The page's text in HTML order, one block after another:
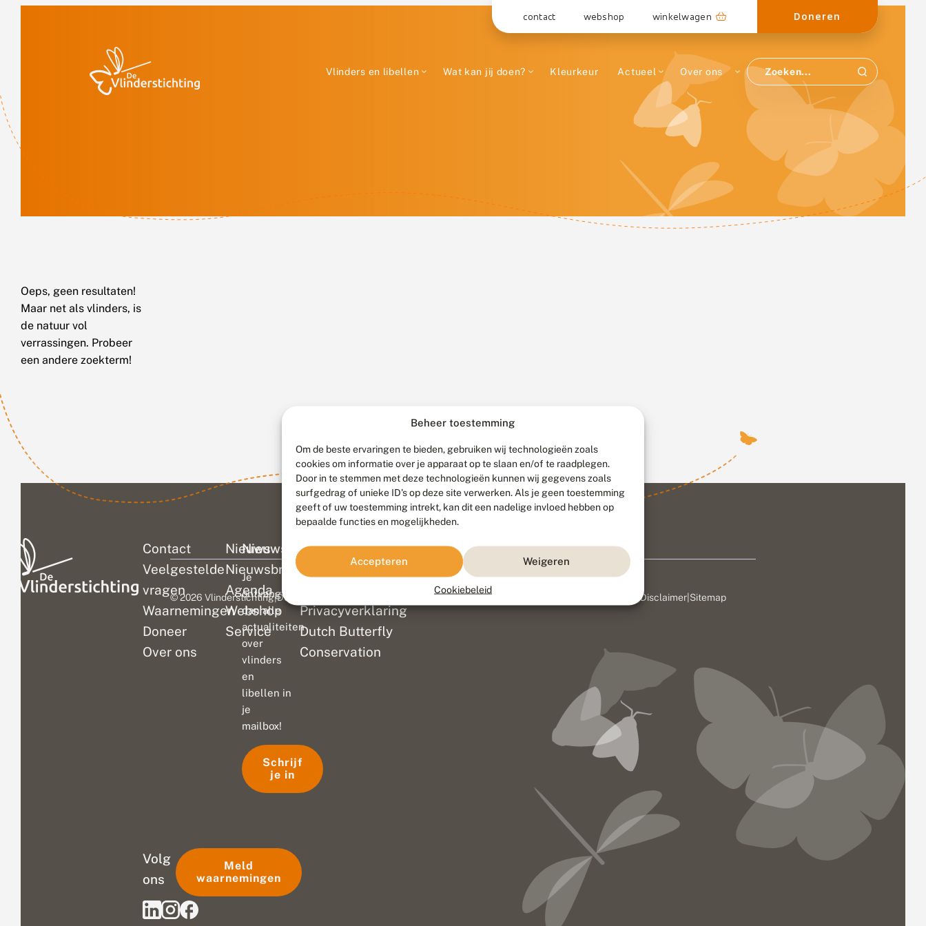
Beheer toestemming
Om de beste ervaringen te bieden, gebruiken wij technologieën zoals
cookies om informatie over je apparaat op te slaan en/of te raadplegen.
Door in te stemmen met deze technologieën kunnen wij gegevens zoals
surfgedrag of unieke ID's op deze site verwerken. Als je geen toestemming
geeft of uw toestemming intrekt, kan dit een nadelige invloed hebben op
bepaalde functies en mogelijkheden.
Accepteren Weigeren
Cookiebeleid
contact webshop winkelwagen Doneren
Vlinders en libellen Wat kan jij doen? Kleurkeur Actueel Over ons
Oeps, geen resultaten!
Maar net als vlinders, is
de natuur vol
verrassingen. Probeer
een andere zoekterm!
Contact
Veelgestelde
vragen
Waarnemingen
Doneer
Over ons
Nieuws
Nieuwsbrief
Agenda
Webshop
Service
Colofon
Disclaimer
Privacyverklaring
Dutch Butterfly
Conservation
Nieuwsbrief
Je
ontvangt
dan alle
actualiteiten
over
vlinders
en
libellen in
je
mailbox!
Schrijf
je in
Volg
ons
Meld
waarnemingen
© 2026 Vlinderstichting|Duurzaam ontwikkeld door Go2People, ontworpen door Disclaimer Sitemap